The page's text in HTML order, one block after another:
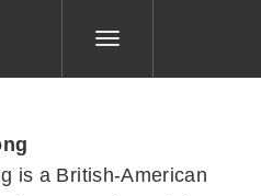
Toggle
is a British-American